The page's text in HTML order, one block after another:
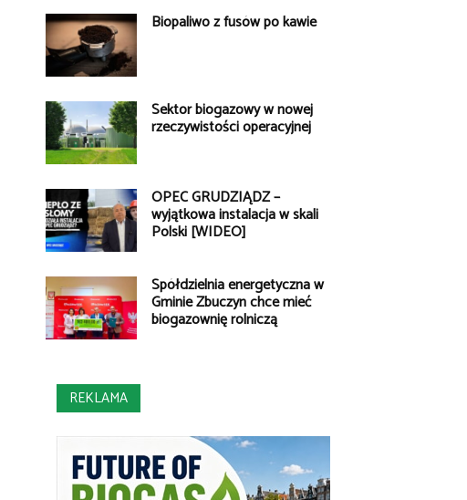
Biopaliwo z fusów po kawie
Sektor biogazowy w nowej
rzeczywistości operacyjnej
OPEC GRUDZIĄDZ –
wyjątkowa instalacja w skali
Polski [WIDEO]
Spółdzielnia energetyczna w
Gminie Zbuczyn chce mieć
biogazownię rolniczą
REKLAMA